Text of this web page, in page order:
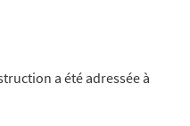
a été adressée à